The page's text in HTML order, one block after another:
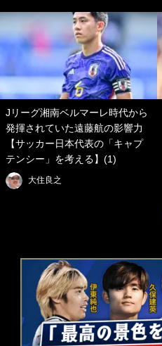
Jリーグ湘南ベルマーレ時代から
発揮されていた遠藤航の影響力
【サッカー日本代表の「キャプ
テンシー」を考える】(1)
大住良之